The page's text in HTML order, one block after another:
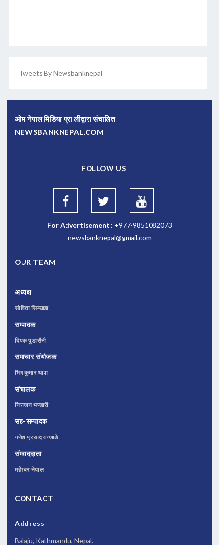
Tweets By Newsbanknepal
ओम नेपाल मिडिया प्रा लीद्वारा संचालित
NEWSBANKNEPAL.COM
FOLLOW US
For Advertisement : +977-9851082073
newsbanknepal@gmail.com
OUR TEAM
अध्यक्ष
सोविता सिम्खडा
सम्पादक
दिपक पुडासैनी
समाचार संयोजक
भिम कुमार थापा
संचालक
निराजन भण्डारी
सह-सम्पादक
गणेश प्रसाद वन्जाडे
संम्वाददाता
महेश्वर नेपाल
CONTACT
Address
Balaju, Kathmandu, Nepal.